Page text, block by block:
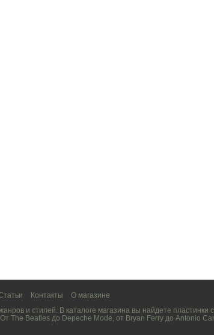
Контакты
О магазине
и стилей. В каталоге магазина вы найдете пластинки
The Beatles до Depeche Mode, от Bryan Ferry до Antonio